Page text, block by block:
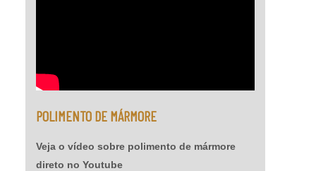
POLIMENTO DE MÁRMORE
Veja o vídeo sobre polimento de mármore
direto no Youtube